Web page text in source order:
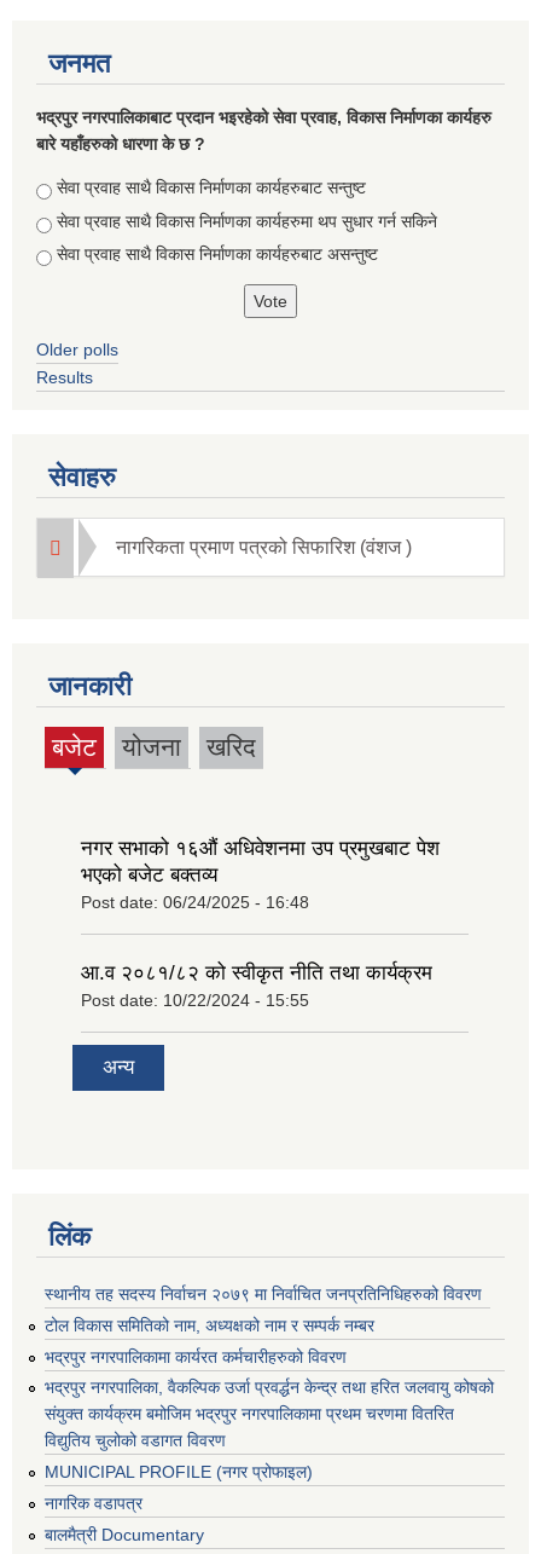
जनमत
भद्रपुर नगरपालिकाबाट प्रदान भइरहेको सेवा प्रवाह, विकास निर्माणका कार्यहरु
बारे यहाँहरुको धारणा के छ ?
Choices
सेवा प्रवाह साथै विकास निर्माणका कार्यहरुबाट सन्तुष्ट
सेवा प्रवाह साथै विकास निर्माणका कार्यहरुमा थप सुधार गर्न सकिने
सेवा प्रवाह साथै विकास निर्माणका कार्यहरुबाट असन्तुष्ट
Older polls
Results
सेवाहरु
नागरिकता प्रमाण पत्रको सिफारिश (वंशज )
जानकारी
बजेट
(active
योजना खरिद
नगर सभाको १६‍औं अधिवेशनमा उप प्रमुखबाट पेश
भएको बजेट बक्तव्य
Post date: 06/24/2025 - 16:48
आ.व २०८१/८२ को स्वीकृत नीति तथा कार्यक्रम
Post date: 10/22/2024 - 15:55
अन्य
लिंक
स्थानीय तह सदस्य निर्वाचन २०७९ मा निर्वाचित जनप्रतिनिधिहरुको विवरण
टोल विकास समितिको नाम, अध्यक्षको नाम र सम्पर्क नम्बर
भद्रपुर नगरपालिकामा कार्यरत कर्मचारीहरुको विवरण
भद्रपुर नगरपालिका, वैकल्पिक उर्जा प्रवर्द्धन केन्द्र तथा हरित जलवायु कोषको
संयुक्त कार्यक्रम बमोजिम भद्रपुर नगरपालिकामा प्रथम चरणमा वितरित
विद्युतिय चुलोको वडागत विवरण
MUNICIPAL PROFILE (नगर प्रोफाइल)
नागरिक वडापत्र
बालमैत्री Documentary